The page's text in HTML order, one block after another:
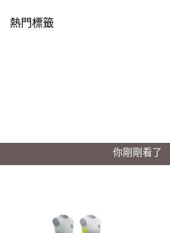
熱門標籤
你剛剛看了